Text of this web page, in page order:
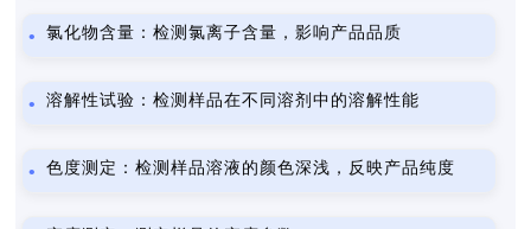
氯化物含量：检测氯离子含量，影响产品品质
溶解性试验：检测样品在不同溶剂中的溶解性能
色度测定：检测样品溶液的颜色深浅，反映产品纯度